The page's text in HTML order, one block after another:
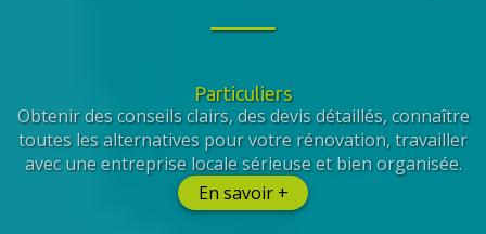
Particuliers
Obtenir des conseils clairs, des devis détaillés, connaître
toutes les alternatives pour votre rénovation, travailler
avec une entreprise locale sérieuse et bien organisée.
En savoir +